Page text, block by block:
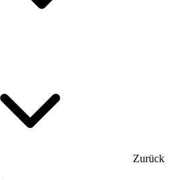
Zurück